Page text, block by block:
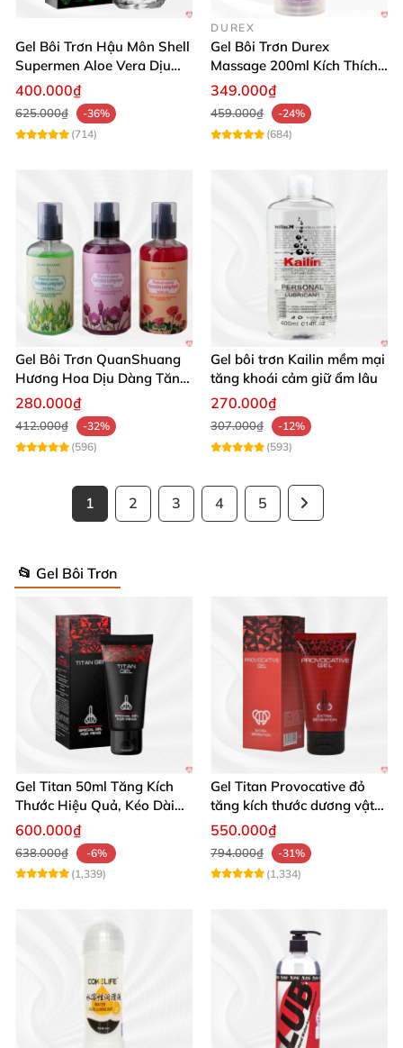
Gel Bôi Trơn Hậu Môn Shell
Supermen Aloe Vera Dịu
Nhẹ An Toàn
400.000₫
625.000₫
-36%
(714)
DUREX
Gel Bôi Trơn Durex
Massage 200ml Kích Thích
& Mềm Mịn Da
349.000₫
459.000₫
-24%
(684)
Gel Bôi Trơn QuanShuang
Hương Hoa Dịu Dàng Tăng
Khoái Cảm
280.000₫
412.000₫
-32%
(596)
Gel bôi trơn Kailin mềm mại
tăng khoái cảm giữ ẩm lâu
270.000₫
307.000₫
-12%
(593)
1 2 3 4 5
📂 Gel Bôi Trơn
Gel Titan 50ml Tăng Kích
Thước Hiệu Quả, Kéo Dài
Thời Gian
600.000₫
638.000₫
-6%
(1,339)
Gel Titan Provocative đỏ
tăng kích thước dương vật
chính hãng 50ml nam
550.000₫
794.000₫
-31%
(1,334)